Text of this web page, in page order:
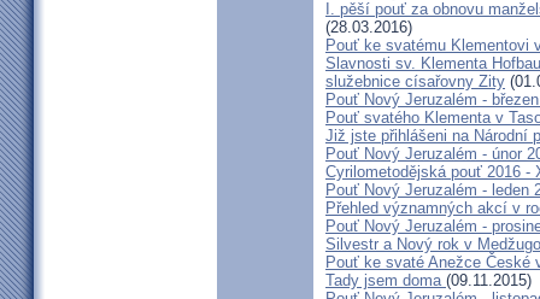
I. pěší pouť za obnovu
(28.03.2016)
Pouť ke svatému Klementovi
Slavnosti sv. Klementa
služebnice císařovny Zity
Pouť Nový Jeruzalém -
Pouť svatého Klementa v
Již jste přihlášeni na Národní
Pouť Nový Jeruzalém - únor
Cyrilometodějská pouť 2016 -
Pouť Nový Jeruzalém - leden
Přehled významných akcí v
Pouť Nový Jeruzalém -
Silvestr a Nový rok v
Pouť ke svaté Anežce České
Tady jsem doma (09.11.2015)